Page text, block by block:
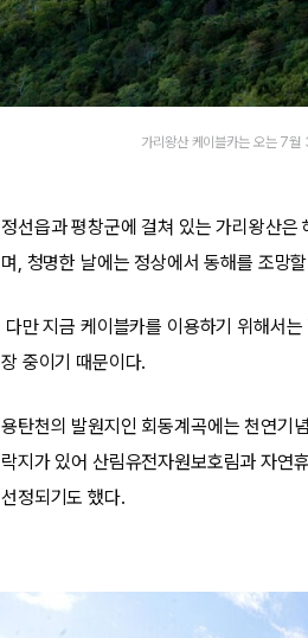
가리왕산 케이블카는 오는 7월
정선읍과 평창군에 걸쳐 있는 가리왕산
며, 청명한 날에는 정상에서 동해를 조망
다만 지금 케이블카를 이용하기 위해서
장 중이기 때문이다.
용탄천의 발원지인 회동계곡에는 천연기
락지가 있어 산림유전자원보호림과 자연
선정되기도 했다.